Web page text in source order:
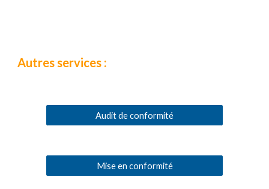
Autres services :
Audit de conformité
Mise en conformité